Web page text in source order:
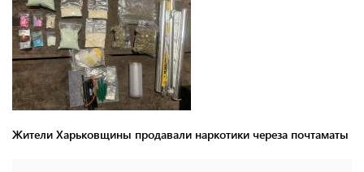
Жители Харьковщины продавали наркотики череза почтаматы